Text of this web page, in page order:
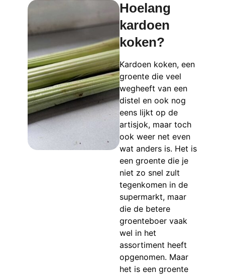
Hoelang
kardoen
koken?
Kardoen koken, een
groente die veel
wegheeft van een
distel en ook nog
eens lijkt op de
artisjok, maar toch
ook weer net even
wat anders is. Het is
een groente die je
niet zo snel zult
tegenkomen in de
supermarkt, maar
die de betere
groenteboer vaak
wel in het
assortiment heeft
opgenomen. Maar
het is een groente